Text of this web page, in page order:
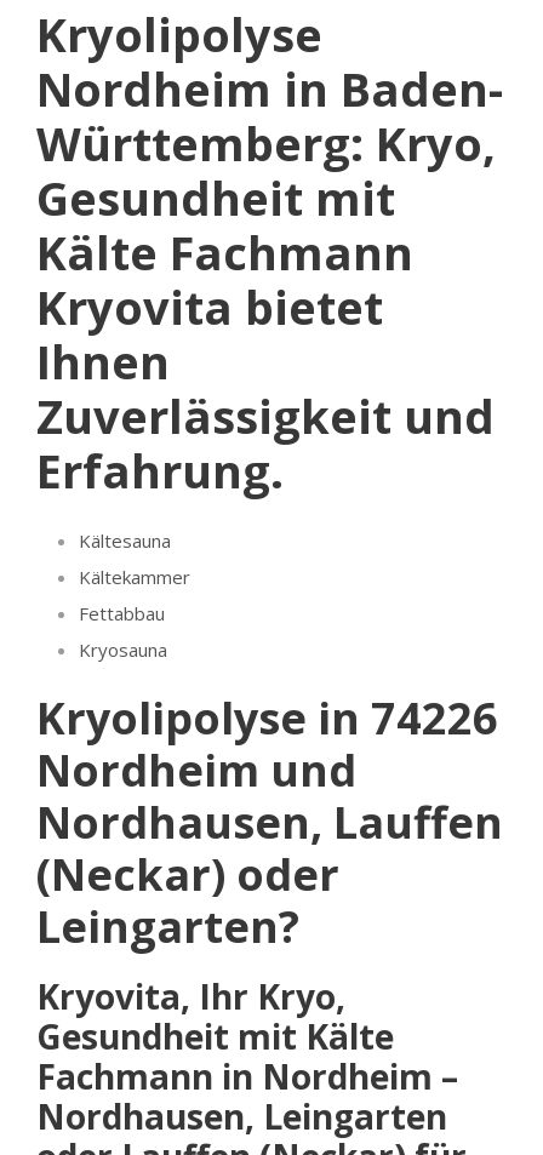
Kryolipolyse
Nordheim in Baden-
Württemberg: Kryo,
Gesundheit mit
Kälte Fachmann
Kryovita bietet
Ihnen
Zuverlässigkeit und
Erfahrung.
Kältesauna
Kältekammer
Fettabbau
Kryosauna
Kryolipolyse in 74226
Nordheim und
Nordhausen, Lauffen
(Neckar) oder
Leingarten?
Kryovita, Ihr Kryo,
Gesundheit mit Kälte
Fachmann in Nordheim –
Nordhausen, Leingarten